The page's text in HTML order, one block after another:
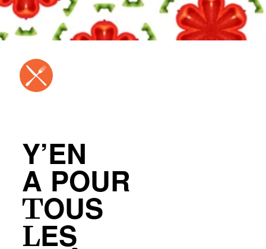
Y’EN
A POUR
TOUS
LES